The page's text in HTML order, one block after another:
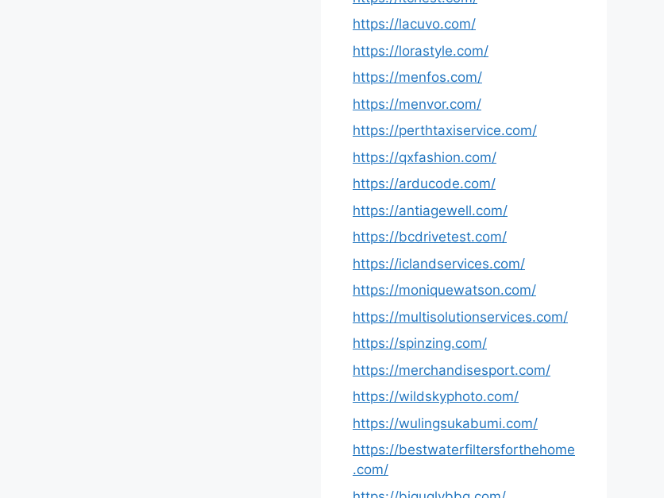
https://lacuvo.com/
https://lorastyle.com/
https://menfos.com/
https://menvor.com/
https://perthtaxiservice.com/
https://qxfashion.com/
https://arducode.com/
https://antiagewell.com/
https://bcdrivetest.com/
https://iclandservices.com/
https://moniquewatson.com/
https://multisolutionservices.com/
https://spinzing.com/
https://merchandisesport.com/
https://wildskyphoto.com/
https://wulingsukabumi.com/
https://bestwaterfiltersforthehome
.com/